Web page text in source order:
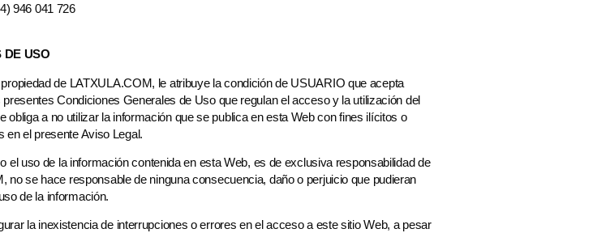
946 041 726
DE USO
de LATXULA.COM, le atribuye la condición de USUARIO que acepta
Condiciones Generales de Uso que regulan el acceso y la utilización del
obliga a no utilizar la información que se publica en esta Web con fines ilícitos o
en el presente Aviso Legal.
el uso de la información contenida en esta Web, es de exclusiva responsabilidad de
no se hace responsable de ninguna consecuencia, daño o perjuicio que pudieran
de la información.
la inexistencia de interrupciones o errores en el acceso a este sitio Web, a pesar